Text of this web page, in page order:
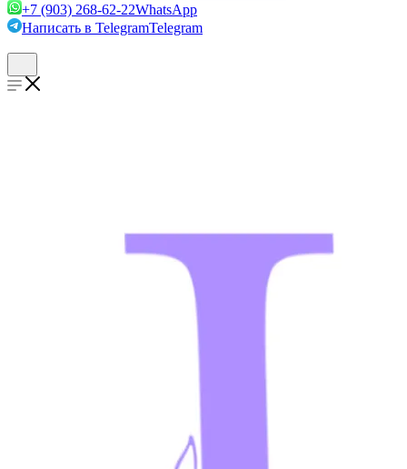
+7 (903) 268-62-22WhatsApp
Написать в TelegramTelegram